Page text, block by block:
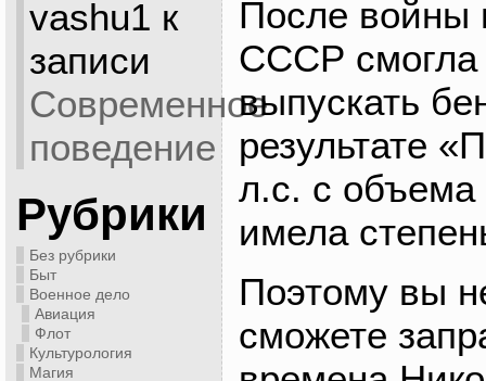
vashu1 к
записи
Современное
поведение
Рубрики
Без рубрики
Быт
Военное дело
Авиация
Флот
Культурология
Магия
После войны
СССР смогла
выпускать
результате
л.с. с объема
имела
Поэтому вы
сможете